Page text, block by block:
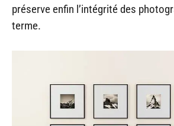
préserve enfin l’intégrité des
terme.